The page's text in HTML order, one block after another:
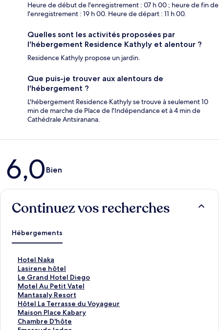
Heure de début de l'enregistrement : 07 h 00 ; heure de fin de
l'enregistrement : 19 h 00. Heure de départ : 11 h 00.
Quelles sont les activités proposées par
l'hébergement Residence Kathyly et alentour ?
Residence Kathyly propose un jardin.
Que puis-je trouver aux alentours de
l'hébergement ?
L'hébergement Residence Kathyly se trouve à seulement 10
min de marche de Place de l'Indépendance et à 4 min de
Cathédrale Antsiranana.
Avis
6,0Bien
Continuez vos recherches
Hébergements
Hotel Naka
L
i
e
n
o
u
v
r
Lasirene hôtel
L
i
e
n
o
u
v
Le Grand Hotel Diego
L
i
e
n
o
u
Motel Au Petit Vatel
L
i
e
n
o
Mantasaly Resort
L
i
e
n
Hôtel La Terrasse du Voyageur
L
i
e
Maison Place Kabary
L
iChambre D'hôte
L